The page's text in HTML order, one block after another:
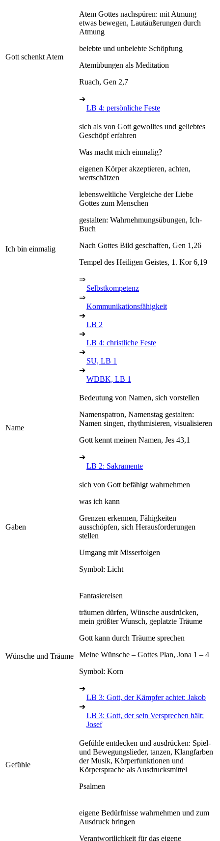
Gott schenkt Atem
Atem Gottes nachspüren: mit Atmung
etwas bewegen, Lautäußerungen durch
Atmung
belebte und unbelebte Schöpfung
Atemübungen als Meditation
Ruach, Gen 2,7
➔
LB 4: persönliche Feste
Ich bin einmalig
sich als von Gott gewolltes und geliebtes
Geschöpf erfahren
Was macht mich einmalig?
eigenen Körper akzeptieren, achten,
wertschätzen
lebensweltliche Vergleiche der Liebe
Gottes zum Menschen
gestalten: Wahrnehmungsübungen, Ich-
Buch
Nach Gottes Bild geschaffen, Gen 1,26
Tempel des Heiligen Geistes, 1. Kor 6,19
⇒
Selbstkompetenz
⇒
Kommunikationsfähigkeit
➔
LB 2
➔
LB 4: christliche Feste
➔
SU, LB 1
➔
WDBK, LB 1
Name
Bedeutung von Namen, sich vorstellen
Namenspatron, Namenstag gestalten:
Namen singen, rhythmisieren, visualisieren
Gott kennt meinen Namen, Jes 43,1
➔
LB 2: Sakramente
Gaben
sich von Gott befähigt wahrnehmen
was ich kann
Grenzen erkennen, Fähigkeiten
ausschöpfen, sich Herausforderungen
stellen
Umgang mit Misserfolgen
Symbol: Licht
Wünsche und Träume
Fantasiereisen
träumen dürfen, Wünsche ausdrücken,
mein größter Wunsch, geplatzte Träume
Gott kann durch Träume sprechen
Meine Wünsche – Gottes Plan, Jona 1 – 4
Symbol: Korn
➔
LB 3: Gott, der Kämpfer achtet: Jakob
➔
LB 3: Gott, der sein Versprechen hält:
Josef
Gefühle
Gefühle entdecken und ausdrücken: Spiel-
und Bewegungslieder, tanzen, Klangfarben
der Musik, Körperfunktionen und
Körpersprache als Ausdrucksmittel
Psalmen
eigene Bedürfnisse wahrnehmen und zum
Ausdruck bringen
Verantwortlichkeit für das eigene